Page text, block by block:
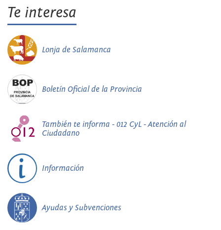
Te interesa
Lonja de Salamanca
Boletín Oficial de la Provincia
También te informa - 012 CyL - Atención al
Ciudadano
Información
Ayudas y Subvenciones